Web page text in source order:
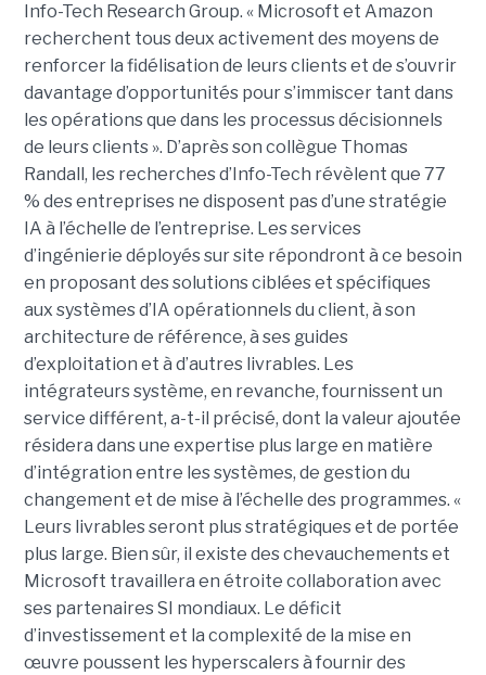
Info-Tech Research Group. « Microsoft et Amazon
recherchent tous deux activement des moyens de
renforcer la fidélisation de leurs clients et de s’ouvrir
davantage d’opportunités pour s’immiscer tant dans
les opérations que dans les processus décisionnels
de leurs clients ». D’après son collègue Thomas
Randall, les recherches d’Info-Tech révèlent que 77
% des entreprises ne disposent pas d’une stratégie
IA à l’échelle de l’entreprise. Les services
d’ingénierie déployés sur site répondront à ce besoin
en proposant des solutions ciblées et spécifiques
aux systèmes d’IA opérationnels du client, à son
architecture de référence, à ses guides
d’exploitation et à d’autres livrables. Les
intégrateurs système, en revanche, fournissent un
service différent, a-t-il précisé, dont la valeur ajoutée
résidera dans une expertise plus large en matière
d’intégration entre les systèmes, de gestion du
changement et de mise à l’échelle des programmes. «
Leurs livrables seront plus stratégiques et de portée
plus large. Bien sûr, il existe des chevauchements et
Microsoft travaillera en étroite collaboration avec
ses partenaires SI mondiaux. Le déficit
d’investissement et la complexité de la mise en
œuvre poussent les hyperscalers à fournir des